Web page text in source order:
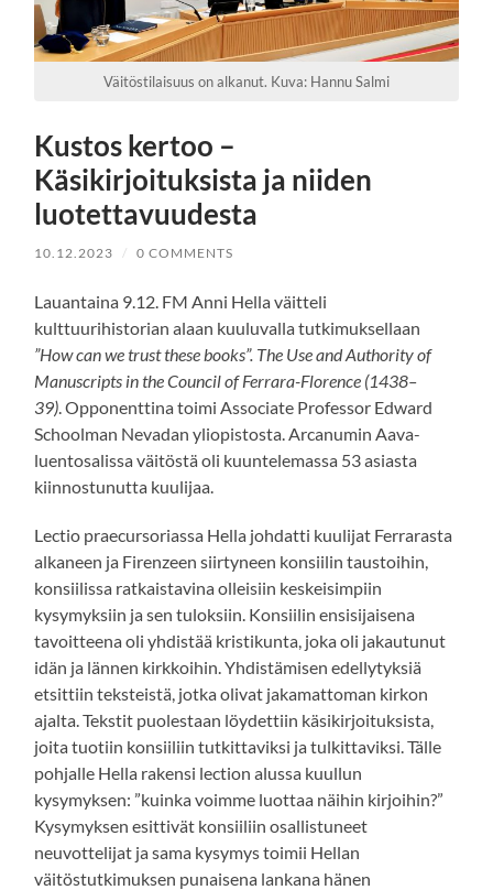
Väitöstilaisuus on alkanut. Kuva: Hannu Salmi
Kustos kertoo –
Käsikirjoituksista ja niiden
luotettavuudesta
10.12.2023 / 0 COMMENTS
Lauantaina 9.12. FM Anni Hella väitteli
kulttuurihistorian alaan kuuluvalla tutkimuksellaan
”How can we trust these books”. The Use and Authority of
Manuscripts in the Council of Ferrara-Florence (1438–
39). Opponenttina toimi Associate Professor Edward
Schoolman Nevadan yliopistosta. Arcanumin Aava-
luentosalissa väitöstä oli kuuntelemassa 53 asiasta
kiinnostunutta kuulijaa.
Lectio praecursoriassa Hella johdatti kuulijat Ferrarasta
alkaneen ja Firenzeen siirtyneen konsiilin taustoihin,
konsiilissa ratkaistavina olleisiin keskeisimpiin
kysymyksiin ja sen tuloksiin. Konsiilin ensisijaisena
tavoitteena oli yhdistää kristikunta, joka oli jakautunut
idän ja lännen kirkkoihin. Yhdistämisen edellytyksiä
etsittiin teksteistä, jotka olivat jakamattoman kirkon
ajalta. Tekstit puolestaan löydettiin käsikirjoituksista,
joita tuotiin konsiiliin tutkittaviksi ja tulkittaviksi. Tälle
pohjalle Hella rakensi lection alussa kuullun
kysymyksen: ”kuinka voimme luottaa näihin kirjoihin?”
Kysymyksen esittivät konsiiliin osallistuneet
neuvottelijat ja sama kysymys toimii Hellan
väitöstutkimuksen punaisena lankana hänen